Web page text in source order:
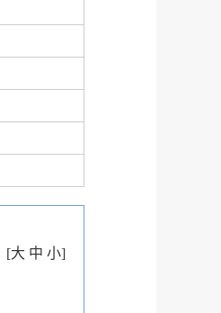
[大 中 小]